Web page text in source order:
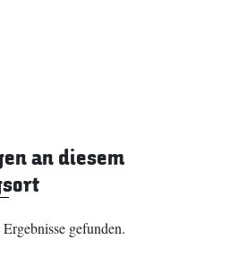
an diesem
gefunden.